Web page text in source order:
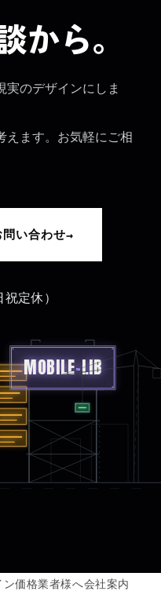
から。
実のデザインにしま
えます。お気軽にご相
問い合わせ→
祝定休）
MOBILE-LIB
ン価格業者様へ会社案内